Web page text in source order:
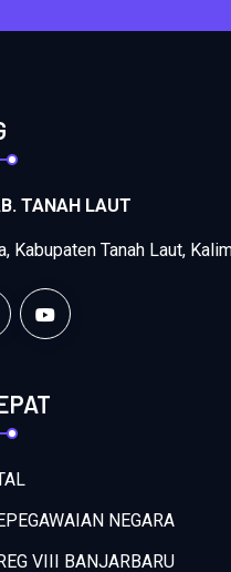
TANAH LAUT
Kabupaten Tanah Laut,
NEGARA
VIII BANJARBARU